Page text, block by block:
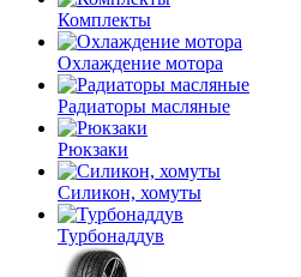
Комплекты
Охлаждение мотора
Радиаторы масляные
Рюкзаки
Силикон, хомуты
Турбонаддув